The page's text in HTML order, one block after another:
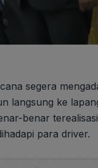
segera
langsung ke
benar
para driver.